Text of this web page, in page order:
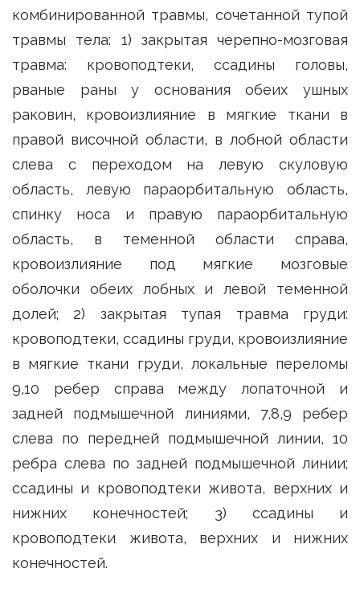
комбинированной травмы, сочетанной тупой
травмы тела: 1) закрытая черепно-мозговая
травма: кровоподтеки, ссадины головы,
рваные раны у основания обеих ушных
раковин, кровоизлияние в мягкие ткани в
правой височной области, в лобной области
слева с переходом на левую скуловую
область, левую параорбитальную область,
спинку носа и правую параорбитальную
область, в теменной области справа,
кровоизлияние под мягкие мозговые
оболочки обеих лобных и левой теменной
долей; 2) закрытая тупая травма груди:
кровоподтеки, ссадины груди, кровоизлияние
в мягкие ткани груди, локальные переломы
9,10 ребер справа между лопаточной и
задней подмышечной линиями, 7,8,9 ребер
слева по передней подмышечной линии, 10
ребра слева по задней подмышечной линии;
ссадины и кровоподтеки живота, верхних и
нижних конечностей; 3) ссадины и
кровоподтеки живота, верхних и нижних
конечностей.